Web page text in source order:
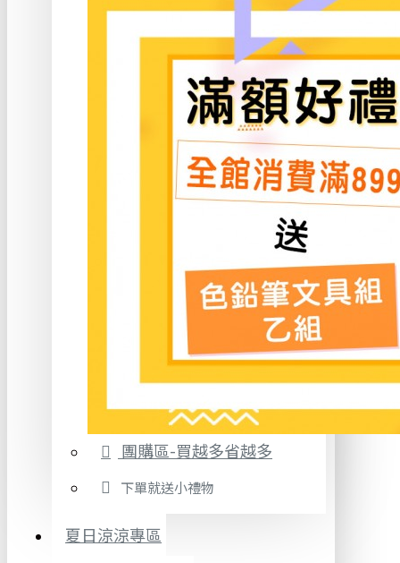
團購區-買越多省越多
下單就送小禮物
夏日涼涼專區